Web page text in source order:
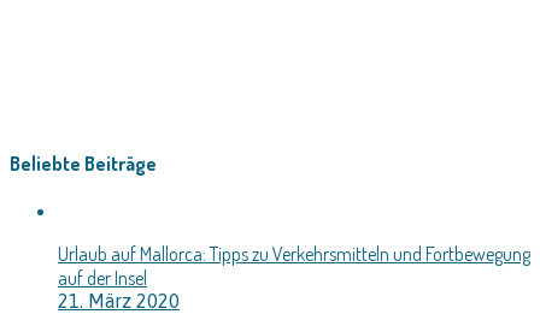
Beliebte Beiträge
Urlaub auf Mallorca: Tipps zu Verkehrsmitteln und Fortbewegung
auf der Insel
21. März 2020